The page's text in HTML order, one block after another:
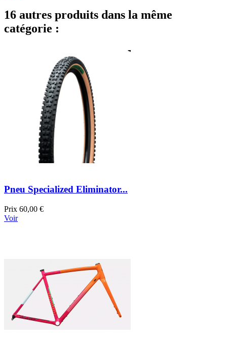
16 autres produits dans la même
catégorie :
Pneu Specialized Eliminator...
Prix 60,00 €
Voir